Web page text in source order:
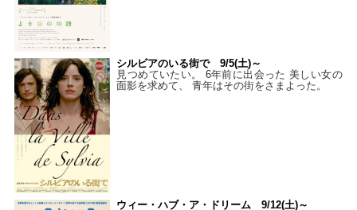
シルビアのいる街で 9/5(土)～
見つめていたい。 6年前に出会った 美しい女の
面影を求めて、 青年はその街をさまよった。
ウィー・ハブ・ア・ドリーム 9/12(土)～